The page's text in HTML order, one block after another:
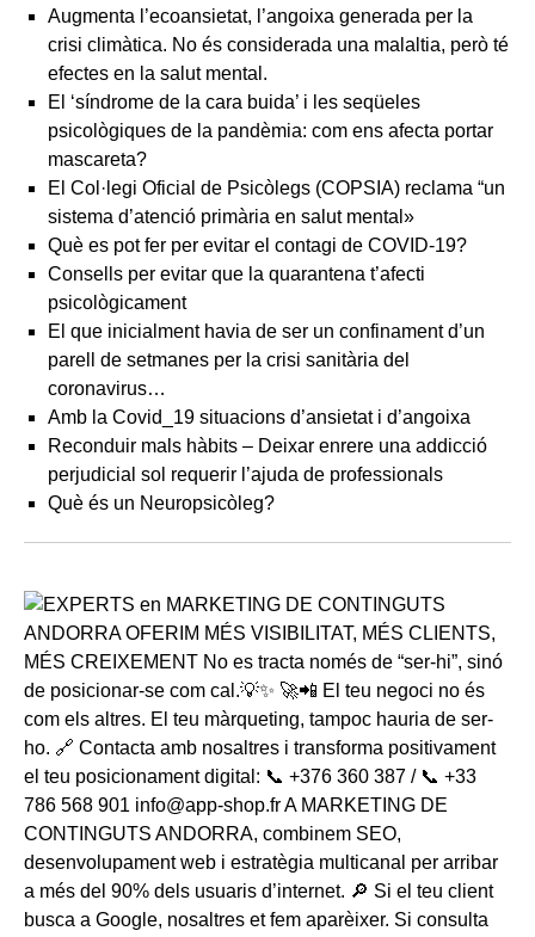
Augmenta l’ecoansietat, l’angoixa generada per la
crisi climàtica. No és considerada una malaltia, però té
efectes en la salut mental.
El ‘síndrome de la cara buida’ i les seqüeles
psicològiques de la pandèmia: com ens afecta portar
mascareta?
El Col·legi Oficial de Psicòlegs (COPSIA) reclama “un
sistema d’atenció primària en salut mental»
Què es pot fer per evitar el contagi de COVID-19?
Consells per evitar que la quarantena t’afecti
psicològicament
El que inicialment havia de ser un confinament d’un
parell de setmanes per la crisi sanitària del
coronavirus…
Amb la Covid_19 situacions d’ansietat i d’angoixa
Reconduir mals hàbits – Deixar enrere una addicció
perjudicial sol requerir l’ajuda de professionals
Què és un Neuropsicòleg?